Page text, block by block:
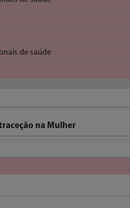
de saúde
na Mulher